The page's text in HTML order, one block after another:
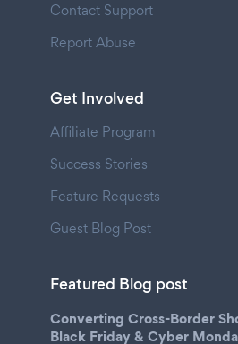
Contact Support
Report Abuse
Get Involved
Affiliate Program
Success Stories
Feature Requests
Guest Blog Post
Featured Blog post
Converting Cross-Border
Black Friday & Cyber